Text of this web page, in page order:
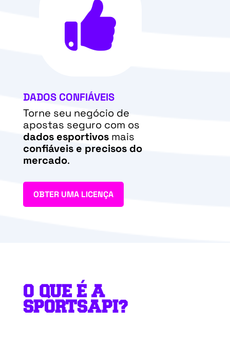

DADOS CONFIÁVEIS
Torne seu negócio de
apostas seguro com os
dados esportivosmais
confiáveis e precisos do
mercado.
OBTER UMA LICENÇA
O QUE É A
SPORTSAPI?